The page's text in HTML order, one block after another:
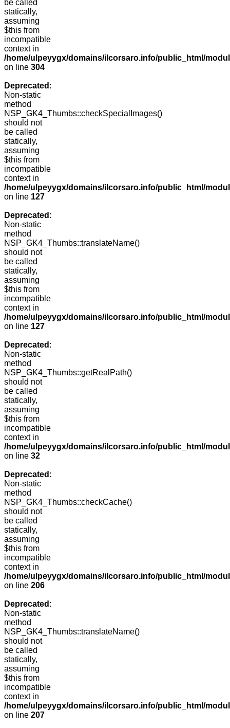
be called
statically,
assuming
$this from
incompatible
context in
/home/ulpeyygx/domains/ilcorsaro.info/public_html/
on line 304
Deprecated :
Non-static
method
NSP_GK4_Thumbs::checkSpecialImages()
should not
be called
statically,
assuming
$this from
incompatible
context in
/home/ulpeyygx/domains/ilcorsaro.info/public_html/
on line 127
Deprecated :
Non-static
method
NSP_GK4_Thumbs::translateName()
should not
be called
statically,
assuming
$this from
incompatible
context in
/home/ulpeyygx/domains/ilcorsaro.info/public_html/
on line 127
Deprecated :
Non-static
method
NSP_GK4_Thumbs::getRealPath()
should not
be called
statically,
assuming
$this from
incompatible
context in
/home/ulpeyygx/domains/ilcorsaro.info/public_html/
on line 32
Deprecated :
Non-static
method
NSP_GK4_Thumbs::checkCache()
should not
be called
statically,
assuming
$this from
incompatible
context in
/home/ulpeyygx/domains/ilcorsaro.info/public_html/
on line 206
Deprecated :
Non-static
method
NSP_GK4_Thumbs::translateName()
should not
be called
statically,
assuming
$this from
incompatible
context in
/home/ulpeyygx/domains/ilcorsaro.info/public_html/
on line 207